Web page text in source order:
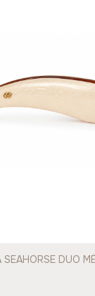
SEAHORSE DUO